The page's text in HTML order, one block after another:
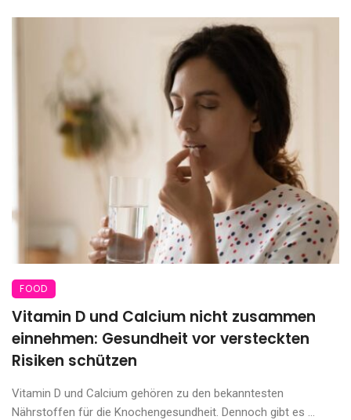
FOOD
Vitamin D und Calcium nicht zusammen
einnehmen: Gesundheit vor versteckten
Risiken schützen
Vitamin D und Calcium gehören zu den bekanntesten
Nährstoffen für die Knochengesundheit. Dennoch gibt es ...